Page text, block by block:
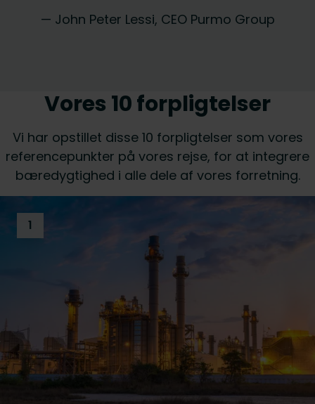
— John Peter Lessi, CEO Purmo Group
Vores 10 forpligtelser
Vi har opstillet disse 10 forpligtelser som vores
referencepunkter på vores rejse, for at integrere
bæredygtighed i alle dele af vores forretning.
1